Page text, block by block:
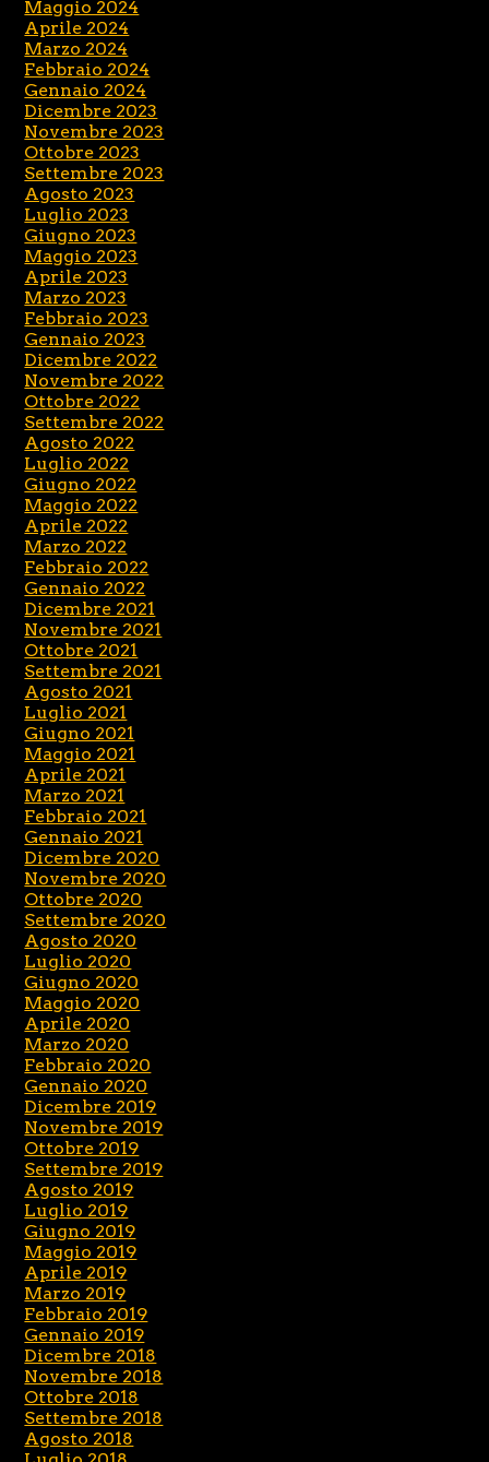
Maggio 2024
Aprile 2024
Marzo 2024
Febbraio 2024
Gennaio 2024
Dicembre 2023
Novembre 2023
Ottobre 2023
Settembre 2023
Agosto 2023
Luglio 2023
Giugno 2023
Maggio 2023
Aprile 2023
Marzo 2023
Febbraio 2023
Gennaio 2023
Dicembre 2022
Novembre 2022
Ottobre 2022
Settembre 2022
Agosto 2022
Luglio 2022
Giugno 2022
Maggio 2022
Aprile 2022
Marzo 2022
Febbraio 2022
Gennaio 2022
Dicembre 2021
Novembre 2021
Ottobre 2021
Settembre 2021
Agosto 2021
Luglio 2021
Giugno 2021
Maggio 2021
Aprile 2021
Marzo 2021
Febbraio 2021
Gennaio 2021
Dicembre 2020
Novembre 2020
Ottobre 2020
Settembre 2020
Agosto 2020
Luglio 2020
Giugno 2020
Maggio 2020
Aprile 2020
Marzo 2020
Febbraio 2020
Gennaio 2020
Dicembre 2019
Novembre 2019
Ottobre 2019
Settembre 2019
Agosto 2019
Luglio 2019
Giugno 2019
Maggio 2019
Aprile 2019
Marzo 2019
Febbraio 2019
Gennaio 2019
Dicembre 2018
Novembre 2018
Ottobre 2018
Settembre 2018
Agosto 2018